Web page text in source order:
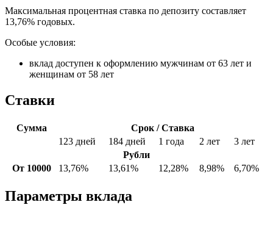
Максимальная процентная ставка по депозиту составляет
13,76% годовых.
Особые условия:
вклад доступен к оформлению мужчинам от 63 лет и
женщинам от 58 лет
Ставки
Сумма
Срок / Ставка
123 дней
184 дней 1 года 2 лет
3 лет
Рубли
От 10000
13,76% 13,61% 12,28% 8,98% 6,70%
Параметры вклада